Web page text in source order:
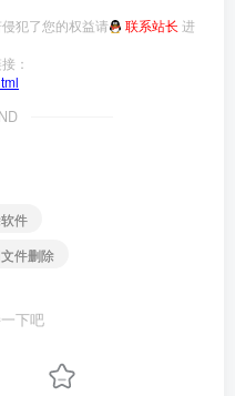
犯了您的权益请 联系站长 进
：
件
件删除
下吧